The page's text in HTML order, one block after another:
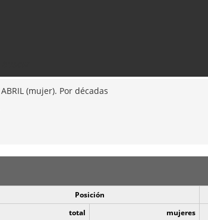
ABRIL (mujer). Por décadas
Posición
total mujeres